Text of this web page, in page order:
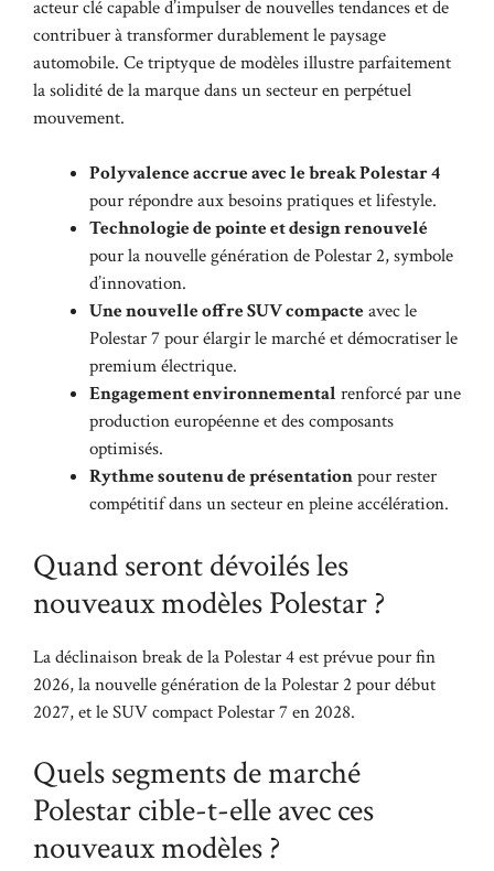
acteur clé capable d’impulser de nouvelles tendances et de
contribuer à transformer durablement le paysage
automobile. Ce triptyque de modèles illustre parfaitement
la solidité de la marque dans un secteur en perpétuel
mouvement.
Polyvalence accrue avec le break Polestar 4
pour répondre aux besoins pratiques et lifestyle.
Technologie de pointe et design renouvelé
pour la nouvelle génération de Polestar 2, symbole
d’innovation.
Une nouvelle offre SUV compacteavec le
Polestar 7 pour élargir le marché et démocratiser le
premium électrique.
Engagement environnemental renforcé par une
production européenne et des composants
optimisés.
Rythme soutenu de présentationpour rester
compétitif dans un secteur en pleine accélération.
Quand seront dévoilés les
nouveaux modèles Polestar ?
La déclinaison break de la Polestar 4 est prévue pour fin
2026, la nouvelle génération de la Polestar 2 pour début
2027, et le SUV compact Polestar 7 en 2028.
Quels segments de marché
Polestar cible-t-elle avec ces
nouveaux modèles ?